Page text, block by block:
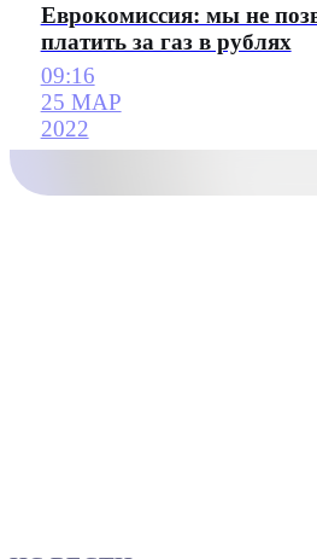
Еврокомиссия: мы не
платить за газ в рублях
09:16
25 МАР
2022